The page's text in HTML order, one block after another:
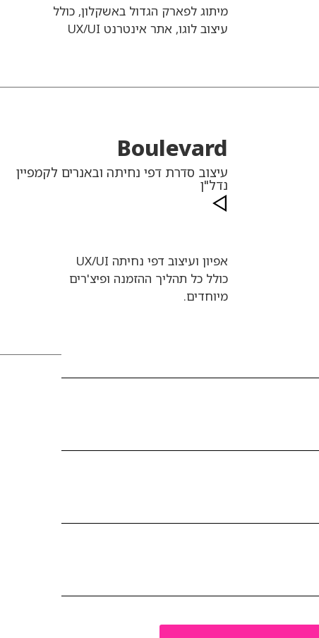
מיתוג לפארק הגדול באשקלון, כולל
עיצוב לוגו, אתר אינטרנט UX/UI
Boulevard
עיצוב סדרת דפי נחיתה ובאנרים לקמפיין
נדל"ן
אפיון ועיצוב דפי נחיתה UX/UI
כולל כל תהליך ההזמנה ופיצ'רים
מיוחדים.